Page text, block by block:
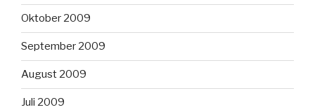
Oktober 2009
September 2009
August 2009
Juli 2009